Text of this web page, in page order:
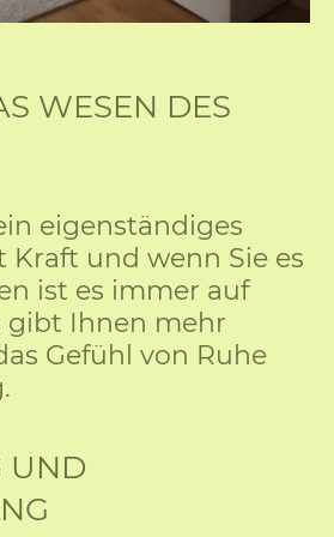
WESEN DES
eigenständiges
Kraft und wenn Sie es
ist es immer auf
gibt Ihnen mehr
Gefühl von Ruhe
UND